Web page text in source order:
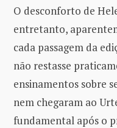
O desconforto de
entretanto,
cada passagem da
não restasse
ensinamentos sobre
nem chegaram ao
fundamental após o